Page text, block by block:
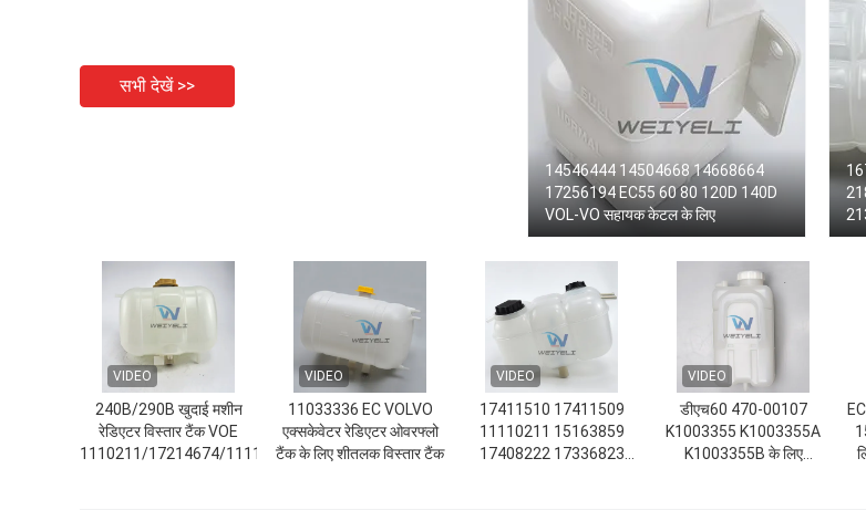
सभी देखें >>
14546444 14504668 14668664
17256194 EC55 60 80 120D 140D
VOL-VO सहायक केटल के लिए
VIDEO
240B/290B खुदाई मशीन
रेडिएटर विस्तार टैंक VOE
1110211/17214674/11110410/4804536
VIDEO
11033336 EC VOLVO
एक्सकेवेटर रेडिएटर ओवरफ्लो
टैंक के लिए शीतलक विस्तार टैंक
VIDEO
17411510 17411509
11110211 15163859
17408222 17336823
VIDEO
डीएच60 470-00107
K1003355 K1003355A
K1003355B के लिए